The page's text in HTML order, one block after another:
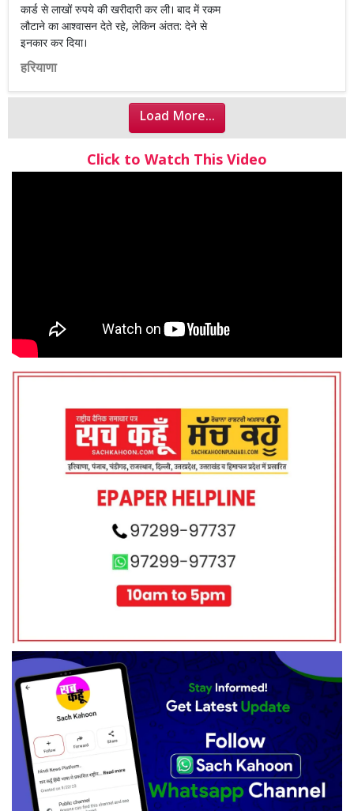
कार्ड से लाखों रुपये की खरीदारी कर ली। बाद में रकम
लौटाने का आश्वासन देते रहे, लेकिन अंतत: देने से
इनकार कर दिया।
हरियाणा
Load More...
Click to Watch This Video